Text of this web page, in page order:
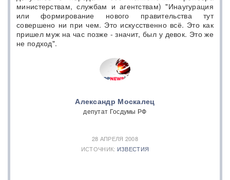
министерствам, службам и агентствам) "Инаугурация
или формирование нового правительства тут
совершено ни при чем. Это искусственно всё. Это как
пришел муж на час позже - значит, был у девок. Это же
не подход".
Александр Москалец
депутат Госдумы РФ
28 АПРЕЛЯ 2008
ИСТОЧНИК: ИЗВЕСТИЯ